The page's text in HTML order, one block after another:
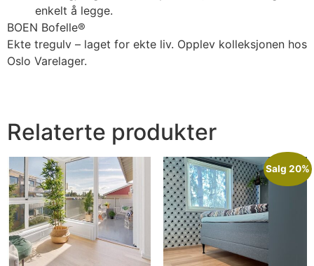
enkelt å legge.
BOEN Bofelle®
Ekte tregulv – laget for ekte liv. Opplev kolleksjonen hos
Oslo Varelager.
Relaterte produkter
Salg 20%